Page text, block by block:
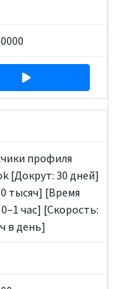
профиля
[Докрут: 30 дней]
тысяч] [Время
час] [Скорость:
в день]